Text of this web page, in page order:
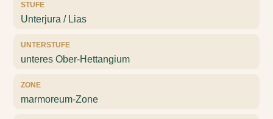
STUFE
Unterjura / Lias
UNTERSTUFE
unteres Ober-Hettangium
ZONE
marmoreum-Zone